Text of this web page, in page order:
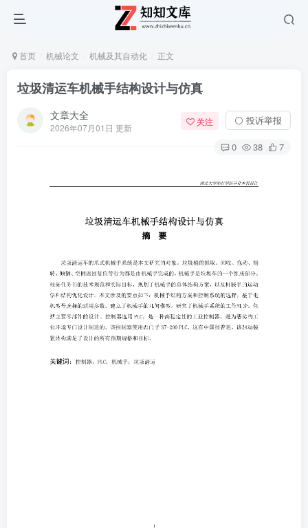
首页 机械论文 机械及其自动化 正文
垃圾清运车机械手结构设计与仿真
文章大全
2026年07月01日 更新
关注 ⚪ 投诉举报
0 38 7